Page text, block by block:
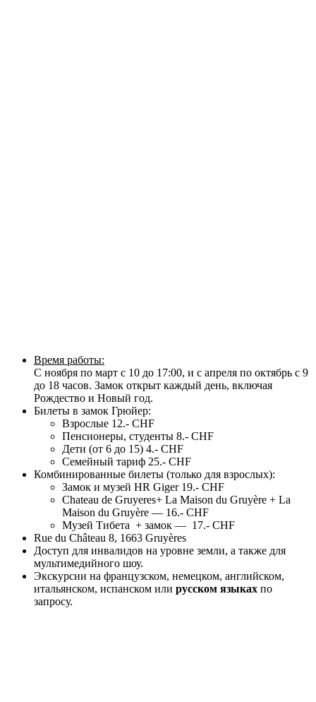
Время работы:
C ноября по март с 10 до 17:00, и с апреля по октябрь с 9
до 18 часов. Замок открыт каждый день, включая
Рождество и Новый год.
Билеты в замок Грюйер:
Взрослые 12.- CHF
Пенсионеры, студенты 8.- CHF
Дети (от 6 до 15) 4.- CHF
Семейный тариф 25.- CHF
Комбинированные билеты (только для взрослых):
Замок и музей HR Giger 19.- CHF
Chateau de Gruyeres+ La Maison du Gruyère + La
Maison du Gruyère — 16.- CHF
Музей Тибета + замок — 17.- CHF
Rue du Château 8, 1663 Gruyères
Доступ для инвалидов на уровне земли, а также для
мультимедийного шоу.
Экскурсии на французском, немецком, английском,
итальянском, испанском или русском языках по
запросу.